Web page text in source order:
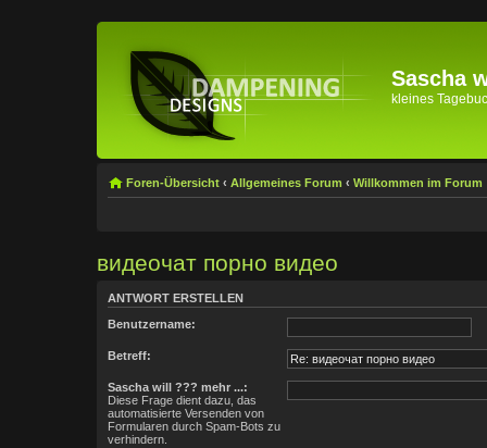
Sascha
kleines
Foren-Übersicht ‹ Allgemeines Forum ‹ Willkommen im Forum
видеочат порно видео
ANTWORT ERSTELLEN
Benutzername:
Betreff:
Sascha will ??? mehr ...:
Diese Frage dient dazu, das
automatisierte Versenden von
Formularen durch Spam-Bots zu
verhindern.